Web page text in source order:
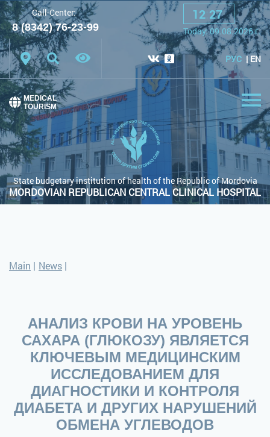
Font: A A A
Color scheme: White scheme Black scheme
Regular site
Call-Center:
8 (8342) 76-23-99
12:27
Today:09.08.2026г.
РУС EN
State budgetary institution of health of the Republic of Mordovia
MORDOVIAN REPUBLICAN CENTRAL CLINICAL HOSPITAL
MEDICAL
TOURISM
Main | News |
АНАЛИЗ КРОВИ НА УРОВЕНЬ
САХАРА (ГЛЮКОЗУ) ЯВЛЯЕТСЯ
КЛЮЧЕВЫМ МЕДИЦИНСКИМ
ИССЛЕДОВАНИЕМ ДЛЯ
ДИАГНОСТИКИ И КОНТРОЛЯ
ДИАБЕТА И ДРУГИХ НАРУШЕНИЙ
ОБМЕНА УГЛЕВОДОВ